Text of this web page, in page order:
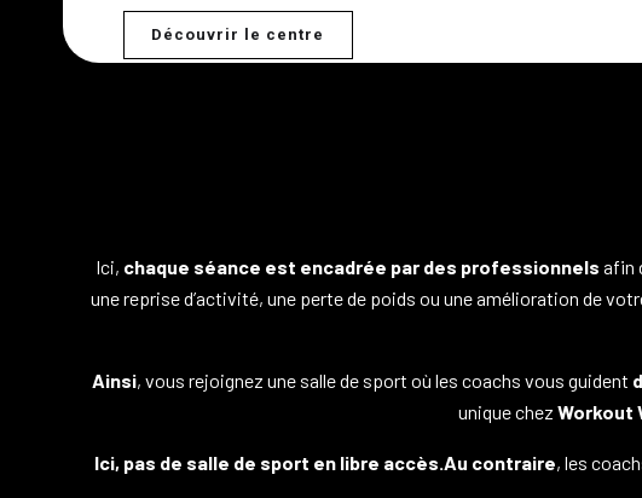
Découvrir le centre
Ici, chaque séance est encadrée par des professionnels afin
une reprise d’activité, une perte de poids ou une amélioration de
Ainsi, vous rejoignez une salle de sport où les coachs vous guident
unique chez Workout
Ici, pas de salle de sport en libre accès.Au contraire, les